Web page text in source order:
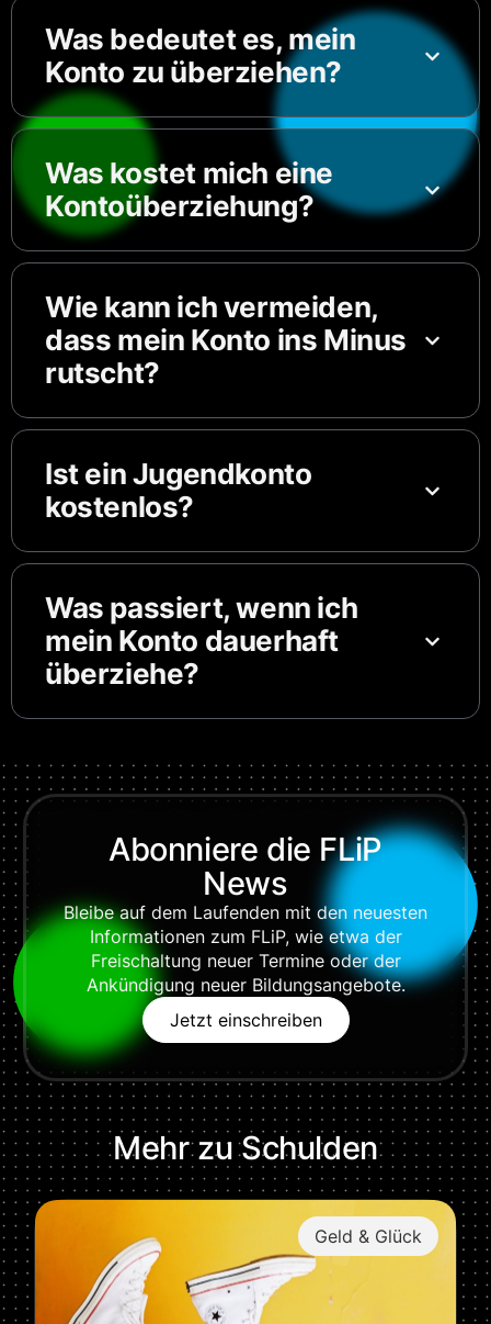
Was bedeutet es, mein
Konto zu überziehen?
Was kostet mich eine
Kontoüberziehung?
Wie kann ich vermeiden,
dass mein Konto ins Minus
rutscht?
Ist ein Jugendkonto
kostenlos?
Was passiert, wenn ich
mein Konto dauerhaft
überziehe?
Abonniere die FLiP
News
Bleibe auf dem Laufenden mit den neuesten
Informationen zum FLiP, wie etwa der
Freischaltung neuer Termine oder der
Ankündigung neuer Bildungsangebote.
Jetzt einschreiben
Mehr zuSchulden
Geld & Glück